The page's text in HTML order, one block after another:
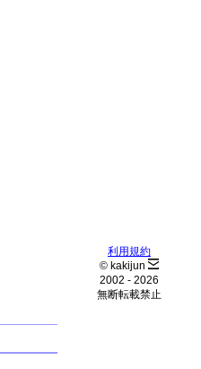
利用規約
© kakijun
2002 - 2026
無断転載禁止